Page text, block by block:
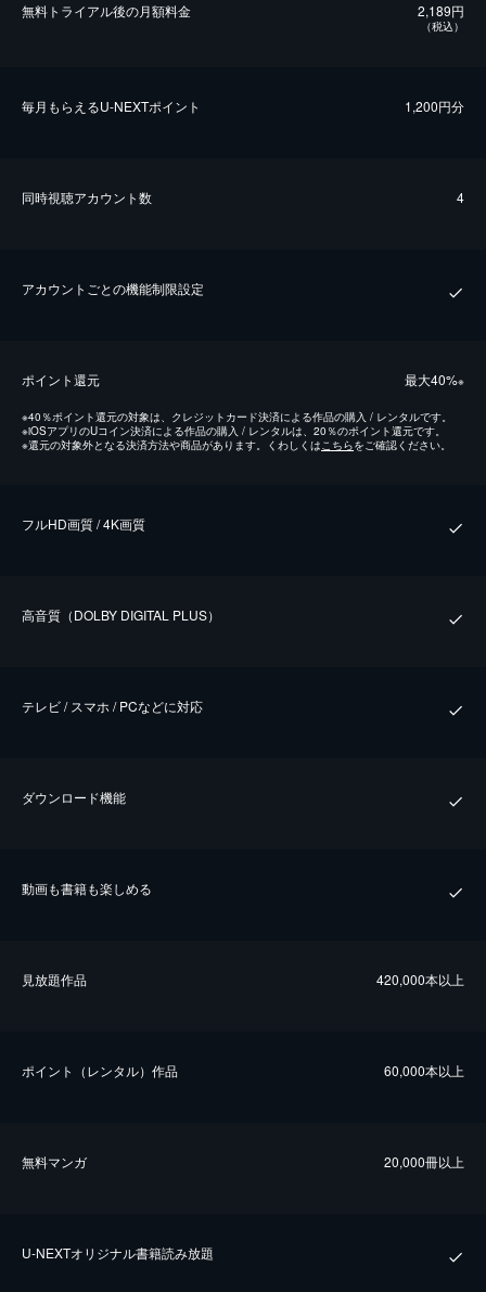
無料トライアル後の⽉額料金 2,189円
（税込）
毎⽉もらえるU-NEXTポイント 1,200円分
同時視聴アカウント数 4
アカウントごとの機能制限設定
ポイント還元 最⼤40%※
※40％ポイント還元の対象は、クレジットカード決済による作品の購入 / レンタルです。
※iOSアプリのUコイン決済による作品の購入 / レンタルは、20％のポイント還元です。
※還元の対象外となる決済方法や商品があります。くわしくはこちらをご確認ください。
フルHD画質 / 4K画質
⾼⾳質（DOLBY DIGITAL PLUS）
テレビ / スマホ / PCなどに対応
ダウンロード機能
動画も書籍も楽しめる
⾒放題作品 420,000本以上
ポイント（レンタル）作品 60,000本以上
無料マンガ 20,000冊以上
U-NEXTオリジナル書籍読み放題